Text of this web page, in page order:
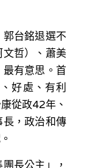
台銘退選不
哲）、蕭美
有意思。首
好處、有利
從政42年、
，政治和傳
長公主」，